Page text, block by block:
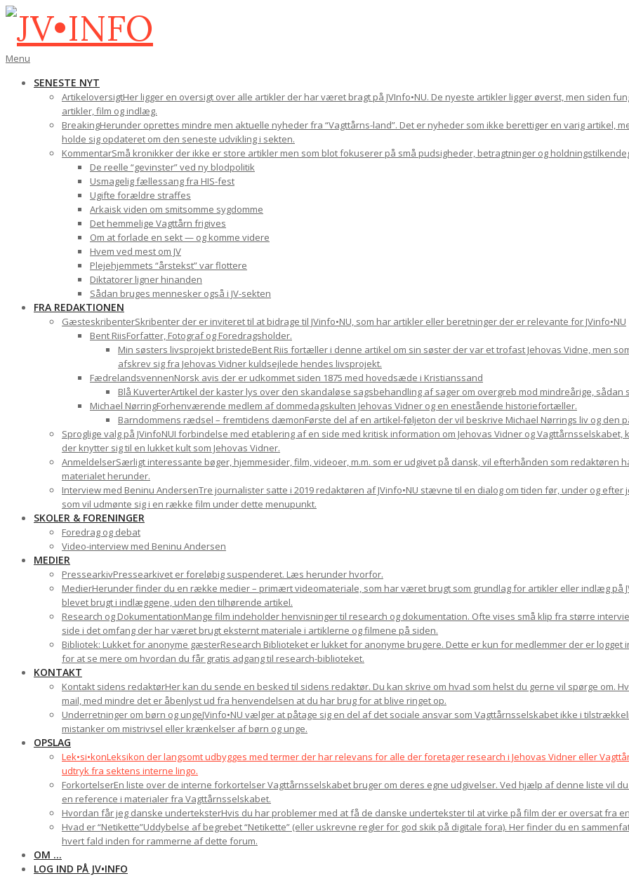
Gå
indhold
JV•INFO
Den
navigations-
Menu
SENESTE NYT
ArtikeloversigtHer ligger en oversigt over alle artikler der har været bragt på JVInfo•NU. De nyeste artikler ligger øverst, men siden
artikler, film og indlæg.
BreakingHerunder oprettes mindre men aktuelle nyheder fra “Vagttårns-land”. Det er nyheder som ikke berettiger en varig
holde sig opdateret om den seneste udvikling i sekten.
KommentarSmå kronikker der ikke er store artikler men som blot fokuserer på små pudsigheder, betragtninger og
De reelle “gevinster” ved ny blodpolitik
Usmagelig fællessang fra HIS-fest
Ugifte forældre straffes
Arkaisk viden om smitsomme sygdomme
Det hemmelige Vagttårn frigives
Om at forlade en sekt — og komme videre
Hvem ved mest om JV
Plejehjemmets “årstekst” var flottere
Diktatorer ligner hinanden
Sådan bruges mennesker også i JV-sekten
FRA REDAKTIONEN
GæsteskribenterSkribenter der er inviteret til at bidrage til JVinfo•NU, som har artikler eller beretninger der er relevante for JVinfo•NU
Bent RiisForfatter, Fotograf og Foredragsholder.
Min søsters livsprojekt bristedeBent Riis fortæller i denne artikel om sin søster der var et trofast Jehovas Vidne, men
afskrev sig fra Jehovas Vidner kuldsejlede hendes livsprojekt.
FædrelandsvennenNorsk avis der er udkommet siden 1875 med hovedsæde i Kristianssand
Blå KuverterArtikel der kaster lys over den skandaløse sagsbehandling af sager om overgreb mod mindreårige, sådan
Michael NørringForhenværende medlem af dommedagskulten Jehovas Vidner og en enestående historiefortæller.
Barndommens rædsel – fremtidens dæmonFørste del af en artikel-føljeton der vil beskrive Michael Nørrings liv og
Sproglige valg på JVinfoNUI forbindelse med etablering af en side med kritisk information om Jehovas Vidner og
der knytter sig til en lukket kult som Jehovas Vidner.
AnmeldelserSærligt interessante bøger, hjemmesider, film, videoer, m.m. som er udgivet på dansk, vil efterhånden som
materialet herunder.
Interview med Beninu AndersenTre journalister satte i 2019 redaktøren af JVinfo•NU stævne til en dialog om tiden før, under og
som vil udmønte sig i en række film under dette menupunkt.
SKOLER & FORENINGER
Foredrag og debat
Video-interview med Beninu Andersen
MEDIER
PressearkivPressearkivet er foreløbig suspenderet. Læs herunder hvorfor.
MedierHerunder finder du en række medier – primært videomateriale, som har været brugt som grundlag for artikler eller indlæg på
blevet brugt i indlæggene, uden den tilhørende artikel.
Research og DokumentationMange film indeholder henvisninger til research og dokumentation. Ofte vises små klip fra større
side i det omfang der har været brugt eksternt materiale i artiklerne og filmene på siden.
Bibliotek: Lukket for anonyme gæsterResearch Biblioteket er lukket for anonyme brugere. Dette er kun for medlemmer der er logget
for at se mere om hvordan du får gratis adgang til research-biblioteket.
KONTAKT
Kontakt sidens redaktørHer kan du sende en besked til sidens redaktør. Du kan skrive om hvad som helst du gerne vil spørge om.
mail, med mindre det er åbenlyst ud fra henvendelsen at du har brug for at blive ringet op.
Underretninger om børn og ungeJVinfo•NU vælger at påtage sig en del af det sociale ansvar som Vagttårnsselskabet ikke i
mistanker om mistrivsel eller krænkelser af børn og unge.
OPSLAG
Lek•si•konLeksikon der langsomt udbygges med termer der har relevans for alle der foretager research i Jehovas Vidner eller
udtryk fra sektens interne lingo.
ForkortelserEn liste over de interne forkortelser Vagttårnsselskabet bruger om deres egne udgivelser. Ved hjælp af denne liste vil
en reference i materialer fra Vagttårnsselskabet.
Hvordan får jeg danske underteksterHvis du har problemer med at få de danske undertekster til at virke på film der er oversat fra
Hvad er “Netikette”Uddybelse af begrebet “Netikette” (eller uskrevne regler for god skik på digitale fora). Her finder du en
hvert fald inden for rammerne af dette forum.
OM …
LOG IND PÅ JV•INFO